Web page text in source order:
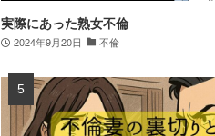
実際にあった熟女不倫
2024年9月20日 不倫